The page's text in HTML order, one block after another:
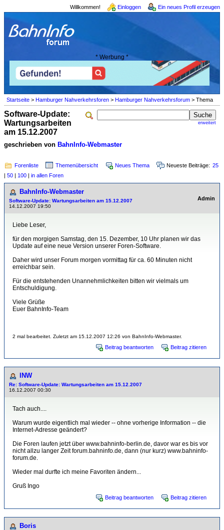
Willkommen! Einloggen Ein neues Profil erzeugen
* Werbung *
Startseite > Hamburger Nahverkehrsforen > Hamburger Nahverkehrsforum > Thema
erweitert
Software-Update:
Wartungsarbeiten
am 15.12.2007
geschrieben von BahnInfo-Webmaster
Forenliste Themenübersicht Neues Thema Neueste Beiträge: 25
| 50 | 100 | in allen Foren
BahnInfo-Webmaster
Software-Update: Wartungsarbeiten am 15.12.2007
14.12.2007 19:50
Admin
Liebe Leser,
für den morgigen Samstag, den 15. Dezember, 10 Uhr planen wir das
Update auf eine neue Version unserer Foren-Software.
Daher wird unser Forum morgen vormittag für ca. 60 Minuten nicht
erreichbar sein.
Für die entstehenden Unannehmlichkeiten bitten wir vielmals um
Entschuldigung.
Viele Grüße
Euer BahnInfo-Team
2 mal bearbeitet. Zuletzt am 15.12.2007 12:26 von BahnInfo-Webmaster.
Beitrag beantworten Beitrag zitieren
INW
Re: Software-Update: Wartungsarbeiten am 15.12.2007
16.12.2007 00:30
Tach auch....
Warum wurde eigentlich mal wieder -- ohne vorherige Information -- die
Internet-Adresse geändert?
Die Foren laufen jetzt über www.bahninfo-berlin.de, davor war es bis vor
nicht allzu langer Zeit forum.bahninfo.de, dann (nur kurz) www.bahninfo-
forum.de.
Wieder mal durfte ich meine Favoriten ändern...
Gruß Ingo
Beitrag beantworten Beitrag zitieren
Boris